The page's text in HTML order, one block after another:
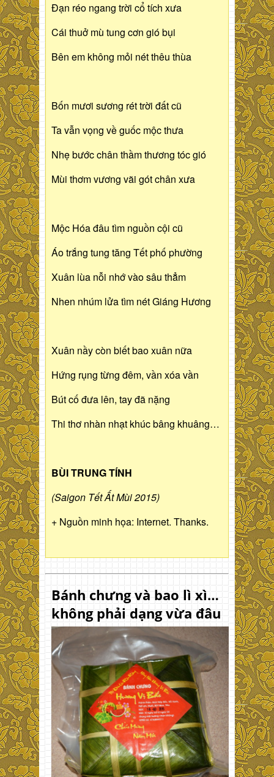
Đạn réo ngang trời cổ tích xưa
Cái thuở mù tung cơn gió bụi
Bên em không mỏi nét thêu thùa
Bốn mươi sương rét trời đất cũ
Ta vẫn vọng về guốc mộc thưa
Nhẹ bước chân thầm thương tóc gió
Mùi thơm vương vãi gót chân xưa
Mộc Hóa đâu tìm nguồn cội cũ
Áo trắng tung tăng Tết phố phường
Xuân lùa nỗi nhớ vào sâu thẳm
Nhen nhúm lửa tìm nét Giáng Hương
Xuân nầy còn biết bao xuân nữa
Hứng rụng từng đêm, vần xóa vần
Bút cố đưa lên, tay đã nặng
Thi thơ nhàn nhạt khúc bâng khuâng…
BÙI TRUNG TÍNH
(Saigon Tết Ất Mùi 2015)
+ Nguồn minh họa: Internet. Thanks.
Bánh chưng và bao lì xì…
không phải dạng vừa đâu